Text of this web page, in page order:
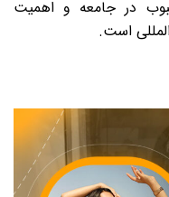
در جامعه و اهمیت
است.